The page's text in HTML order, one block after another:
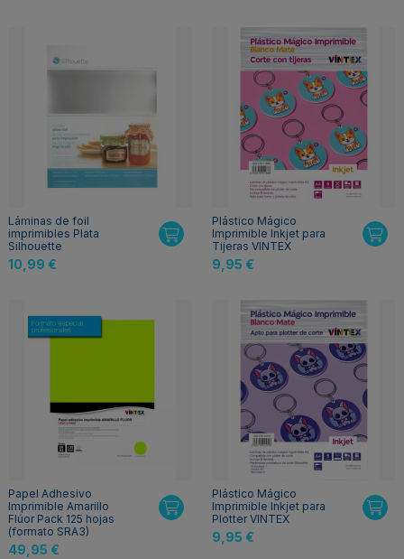
Láminas de foil
imprimibles Plata
Silhouette
10,99 €
Plástico Mágico
Imprimible Inkjet para
Tijeras VINTEX
9,95 €
Papel Adhesivo
Imprimible Amarillo
Flúor Pack 125 hojas
(formato SRA3)
49,95 €
Plástico Mágico
Imprimible Inkjet para
Plotter VINTEX
9,95 €